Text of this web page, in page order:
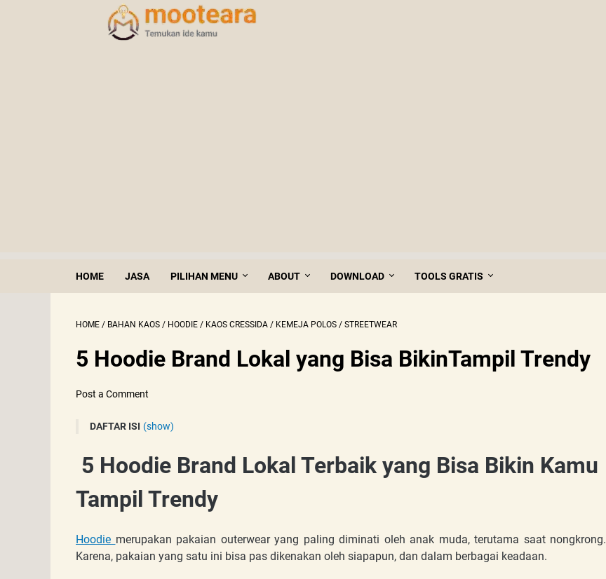
HOME JASA PILIHAN MENU ABOUT DOWNLOAD TOOLS GRATIS
HOME / BAHAN KAOS / HOODIE / KAOS CRESSIDA / KEMEJA POLOS / STREETWEAR
5 Hoodie Brand Lokal yang Bisa BikinTampil Trendy
Post a Comment
DAFTAR ISI (show)
1. Thanksinsomnia
3. Screamous
5. Dreambirds
5 Hoodie Brand Lokal Terbaik yang Bisa Bikin Kamu
Tampil Trendy
Hoodie merupakan pakaian outerwear yang paling diminati oleh anak muda, terutama saat nongkrong.
Karena, pakaian yang satu ini bisa pas dikenakan oleh siapapun, dan dalam berbagai keadaan.